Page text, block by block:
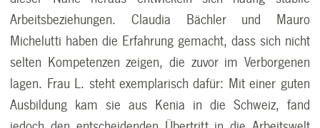
Arbeitsbeziehungen. Claudia Bächler und Mauro
Michelutti haben die Erfahrung gemacht, dass sich nicht
selten Kompetenzen zeigen, die zuvor im Verborgenen
lagen. Frau L. steht exemplarisch dafür: Mit einer guten
Ausbildung kam sie aus Kenia in die Schweiz, fand